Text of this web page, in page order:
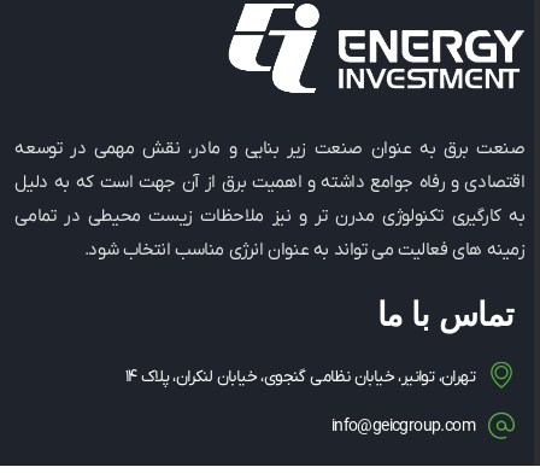
صنعت برق به عنوان صنعت زیر بنایی و مادر، نقش مهمی در توسعه
اقتصادی و رفاه جوامع داشته و اهمیت برق از آن جهت است که به دلیل
به کارگیری تکنولوژی مدرن ‌تر و نیز ملاحظات زیست ‌محیطی در تمامی
زمینه ‌های فعالیت می ‌تواند به عنوان انرژی مناسب انتخاب شود.
تماس با ما
تهران، توانیر، خیابان نظامی گنجوی، خیابان لنکران، پلاک ۱۴
info@geicgroup.com